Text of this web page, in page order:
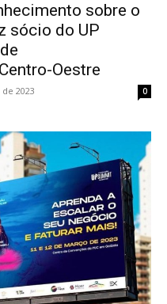
sobre o
sócio do UP
Oestre
2023 0